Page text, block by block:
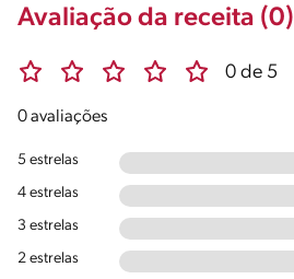
Avaliação da receita (0)
0 de 5
0 avaliações
5 estrelas
4 estrelas
3 estrelas
2 estrelas